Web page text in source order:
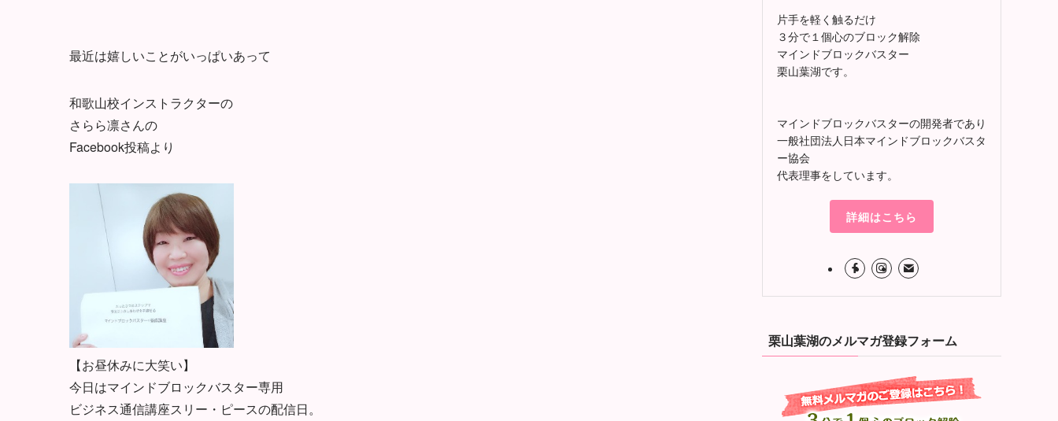
最近は嬉しいことがいっぱいあって
和歌山校インストラクターの
さらら凛さんの
Facebook投稿より
【お昼休みに大笑い】
今日はマインドブロックバスター専用
ビジネス通信講座スリー・ピースの配信日。
片手を軽く触るだけ
３分で１個心のブロック解除
マインドブロックバスター
栗山葉湖です。
マインドブロックバスターの開発者であり
一般社団法人日本マインドブロックバスタ
ー協会
代表理事をしています。
詳細はこちら
栗山葉湖のメルマガ登録フォーム